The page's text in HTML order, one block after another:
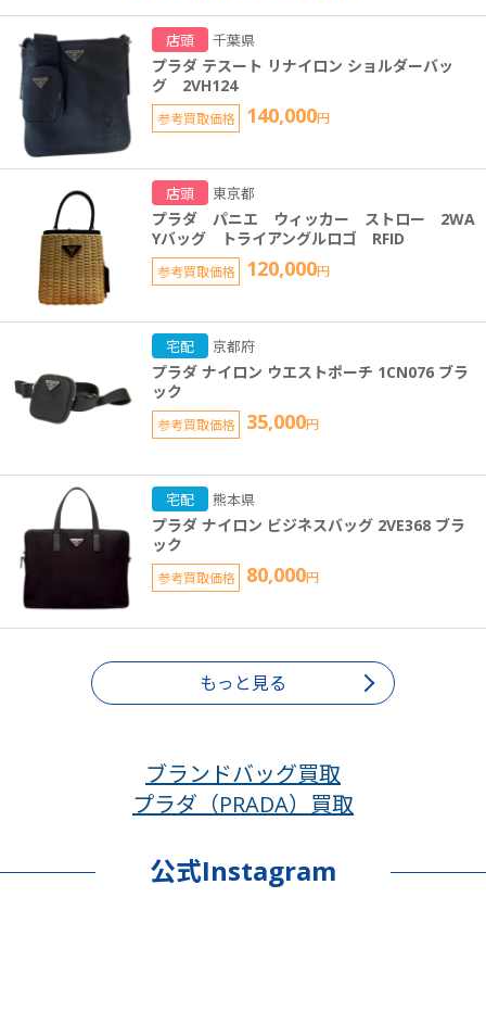
店頭 千葉県
プラダ テスート リナイロン ショルダーバッ
グ 2VH124
参考買取価格 140,000円
店頭 東京都
プラダ パニエ ウィッカー ストロー 2WA
Yバッグ トライアングルロゴ RFID
参考買取価格 120,000円
宅配 京都府
プラダ ナイロン ウエストポーチ 1CN076 ブラ
ック
参考買取価格 35,000円
宅配 熊本県
プラダ ナイロン ビジネスバッグ 2VE368 ブラ
ック
参考買取価格 80,000円
もっと見る
ブランドバッグ買取
プラダ（PRADA）買取
公式Instagram